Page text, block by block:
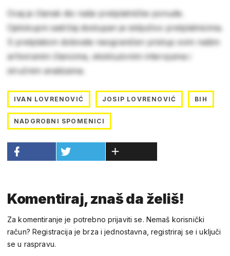
Ovaj je članak dio naše pretplatničke ponude.
Cjelokupni sadržaj dostupan je isključivo pretplatnicima.
S pretplatom dobivate neograničen pristup svim našim
arhiviranim člancima, ekskluzivnim intervjuima i
stručnim analizama.
IVAN LOVRENOVIĆ JOSIP LOVRENOVIĆ BIH
NADGROBNI SPOMENICI
Komentiraj, znaš da želiš!
Za komentiranje je potrebno prijaviti se. Nemaš korisnički
račun? Registracija je brza i jednostavna, registriraj se i uključi
se u raspravu.